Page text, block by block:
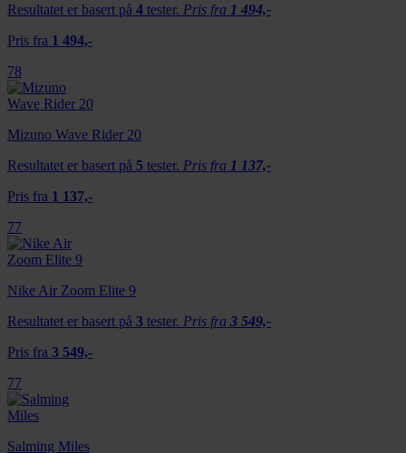
Resultatet er basert på 4 tester. Pris fra 1 494,-
Pris fra 1 494,-
78
Mizuno Wave Rider 20
Resultatet er basert på 5 tester. Pris fra 1 137,-
Pris fra 1 137,-
77
Nike Air Zoom Elite 9
Resultatet er basert på 3 tester. Pris fra 3 549,-
Pris fra 3 549,-
77
Salming Miles